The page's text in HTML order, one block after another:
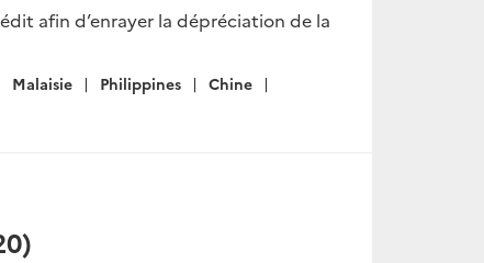
afin d’enrayer la dépréciation de la
Malaisie Philippines
Chine